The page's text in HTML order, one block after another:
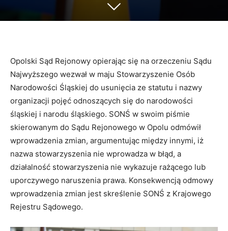
Opolski Sąd Rejonowy opierając się na orzeczeniu Sądu
Najwyższego wezwał w maju Stowarzyszenie Osób
Narodowości Śląskiej do usunięcia ze statutu i nazwy
organizacji pojęć odnoszących się do narodowości
śląskiej i narodu śląskiego. SONŚ w swoim piśmie
skierowanym do Sądu Rejonowego w Opolu odmówił
wprowadzenia zmian, argumentując między innymi, iż
nazwa stowarzyszenia nie wprowadza w błąd, a
działalność stowarzyszenia nie wykazuje rażącego lub
uporczywego naruszenia prawa. Konsekwencją odmowy
wprowadzenia zmian jest skreślenie SONŚ z Krajowego
Rejestru Sądowego.